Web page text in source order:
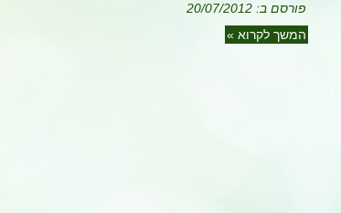
פורסם ב: 20/07/2012
המשך לקרוא »